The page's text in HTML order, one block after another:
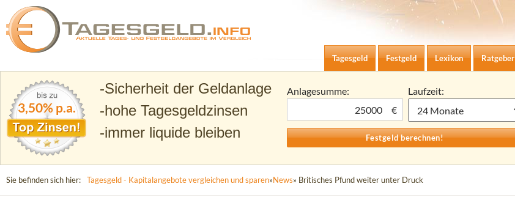
Tagesgeld.info – Tagesgeldkonten vergleichen und Tagesgeld-Zinsen berechnen
Zum Inhalt springen
Tagesgeld
Festgeld Lexikon Ratgeber
3,50% p.a.
Sicherheit der Geldanlage
hohe Tagesgeldzinsen
immer liquide bleiben
Anlagesumme:
€
Laufzeit:
Sie befinden sich hier: Tagesgeld - Kapitalangebote vergleichen und sparen»News» Britisches Pfund weiter unter Druck